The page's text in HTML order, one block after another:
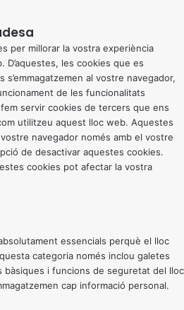
per millorar la vostra experiència
les cookies que es
al vostre navegador,
de les funcionalitats
servir cookies de tercers que ens
utilitzeu aquest lloc web. Aquestes
vostre navegador només amb el vostre
de desactivar aquestes cookies.
cookies pot afectar la vostra
essencials perquè el lloc
categoria només inclou galetes
bàsiques i funcions de seguretat del lloc
cap informació personal.